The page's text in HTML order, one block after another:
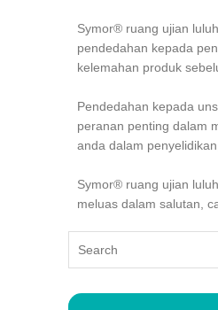
Symor® ruang ujian
pendedahan kepada
kelemahan produk
Pendedahan kepada
peranan penting dalam
anda dalam
Symor® ruang ujian
meluas dalam salutan,